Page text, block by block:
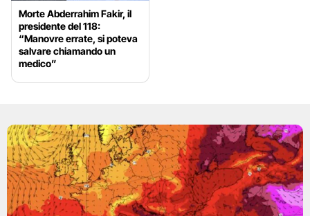
Morte Abderrahim Fakir, il
presidente del 118:
“Manovre errate, si poteva
salvare chiamando un
medico”